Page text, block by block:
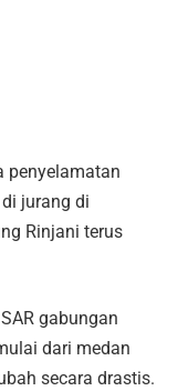
penyelamatan
jurang di
Rinjani terus
gabungan
dari medan
secara drastis.